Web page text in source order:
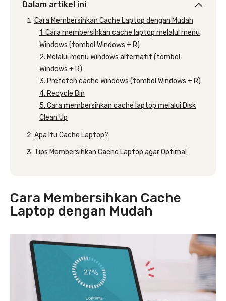
Dalam artikel ini
Cara Membersihkan Cache Laptop dengan Mudah
1. Cara membersihkan cache laptop melalui menu
Windows (tombol Windows + R)
2. Melalui menu Windows alternatif (tombol
Windows + R)
3. Prefetch cache Windows (tombol Windows + R)
4. Recycle Bin
5. Cara membersihkan cache laptop melalui Disk
Clean Up
Apa Itu Cache Laptop?
Tips Membersihkan Cache Laptop agar Optimal
Cara Membersihkan Cache
Laptop dengan Mudah